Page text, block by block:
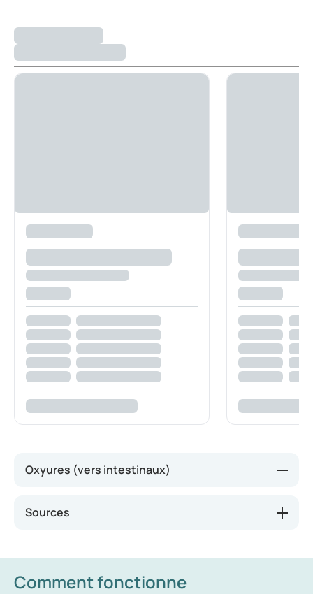
Oxyures (vers intestinaux)
Le ver le plus fréquent est l’oxyure. Il s’agit de petits
vers blancs mesurant jusqu’à un centimètre de
provoque des démangeaisons. En se grattant, les
œufs se propagent à d’autres personnes ou objets.
Sources
Comment fonctionne